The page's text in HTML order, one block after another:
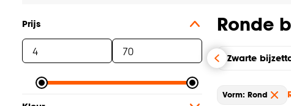
Prijs Ronde
Zwarte
Vorm: Rond